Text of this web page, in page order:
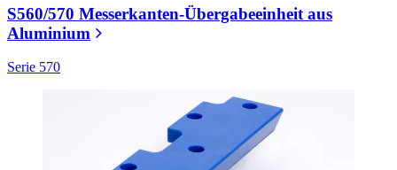
S560/570 Messerkanten-Übergabeeinheit aus
Aluminium
Serie 570